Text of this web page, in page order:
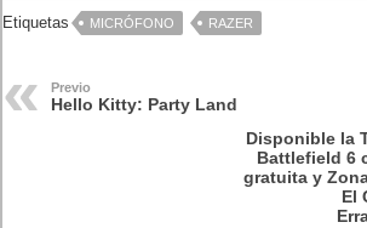
Etiquetas MICRÓFONO RAZER
Previo
Hello Kitty: Party Land
Disponible la
Battlefield 6
gratuita y
El